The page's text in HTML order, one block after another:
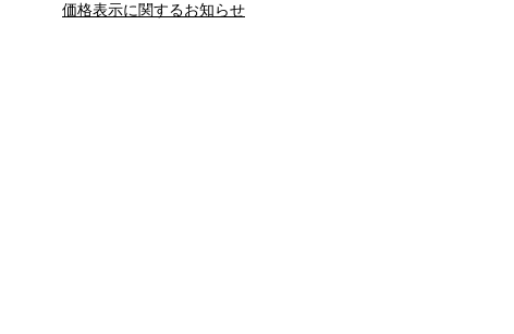
夫との関係
新津春子 どか食い
価格表示に関するお知らせ